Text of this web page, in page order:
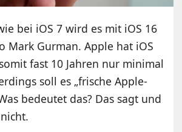
bei iOS 7 wird es mit iOS 16
Mark Gurman. Apple hat iOS
fast 10 Jahren nur minimal
soll es „frische Apple-
bedeutet das? Das sagt und